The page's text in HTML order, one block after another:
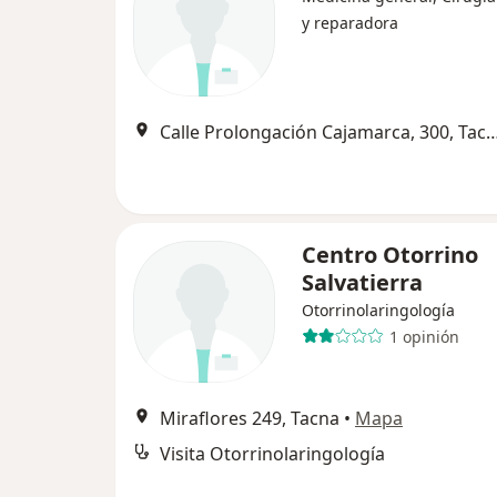
y reparadora
Calle Prolongación
Centro Otorrino
Salvatierra
Otorrinolaringología
1 opinión
Miraflores 249, Tacna • Mapa
Visita Otorrinolaringología